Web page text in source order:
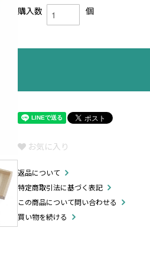
購入数 個
お気に入り
返品について
特定商取引法に基づく表記
この商品について問い合わせる
買い物を続ける